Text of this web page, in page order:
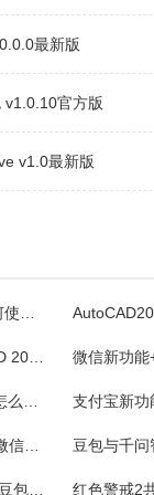
蛋
最新版
v1.0.10官方版
v1.0最新版
充 AutoCAD2014
教程 微信新功能+1！图
取指南 支付宝新功能：AI
Key配置 豆包与千问智能体7月15日下线
能来了 红色警戒2共和